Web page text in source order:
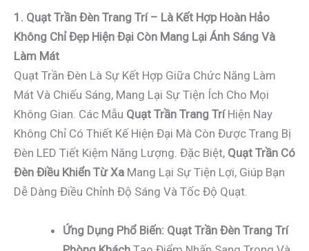
1. Quạt Trần Đèn Trang Trí – Là Kết Hợp Hoàn Hảo
Không Chỉ Đẹp Hiện Đại Còn Mang Lại Ánh Sáng Và
Làm Mát
Quạt Trần Đèn Là Sự Kết Hợp Giữa Chức Năng Làm
Mát Và Chiếu Sáng, Mang Lại Sự Tiện Ích Cho Mọi
Không Gian. Các Mẫu Quạt Trần Trang TríHiện Nay
Không Chỉ Có Thiết Kế Hiện Đại Mà Còn Được Trang Bị
Đèn LED Tiết Kiệm Năng Lượng. Đặc Biệt, Quạt Trần Có
Đèn Điều Khiển Từ Xa Mang Lại Sự Tiện Lợi, Giúp Bạn
Dễ Dàng Điều Chỉnh Độ Sáng Và Tốc Độ Quạt.
Ứng Dụng Phổ Biến: Quạt Trần Đèn Trang Trí